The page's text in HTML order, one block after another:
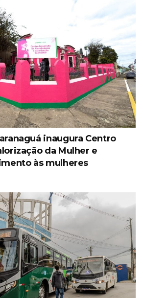
inaugura Centro
da Mulher e
às mulheres